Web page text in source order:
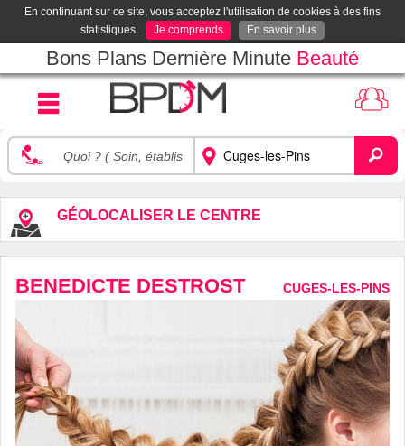
En continuant sur ce site, vous acceptez l'utilisation de cookies à des fins
statistiques.
Je comprends En savoir plus
Bons Plans Dernière Minute Beauté
GÉOLOCALISER LE CENTRE
BENEDICTE DESTROST CUGES-LES-PINS